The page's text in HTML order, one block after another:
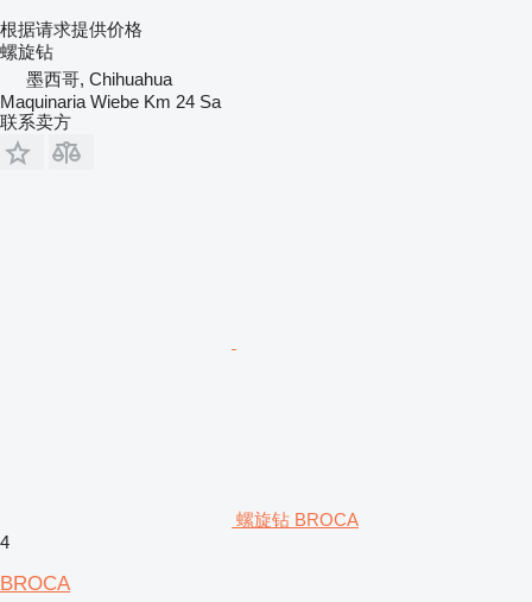
根据请求提供价格
螺旋钻
墨西哥, Chihuahua
Maquinaria Wiebe Km 24 Sa
联系卖方
螺旋钻 BROCA
4
BROCA